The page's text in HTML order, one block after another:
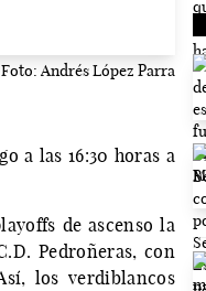
Foto: Andrés López Parra
a las 16:30 horas a
de ascenso la
Pedroñeras, con
los verdiblancos